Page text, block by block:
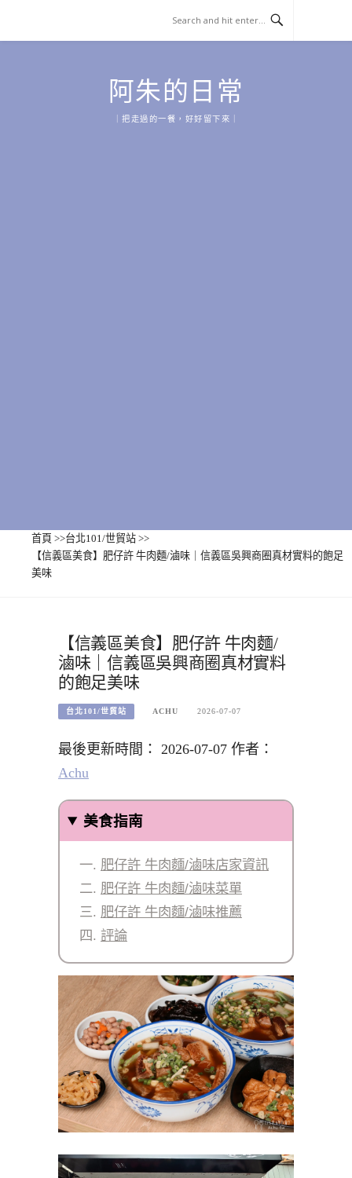
content
阿朱的日常
｜把走過的一餐，好好留下來｜
首頁 >>台北101/世貿站 >>
【信義區美食】肥仔許 牛肉麵/滷味｜信義區吳興商圈真材實料的飽足
美味
【信義區美食】肥仔許 牛肉麵/
滷味｜信義區吳興商圈真材實料
的飽足美味
台北101/世貿站 ACHU 2026-07-07
最後更新時間： 2026-07-07 作者：
Achu
美食指南
肥仔許 牛肉麵/滷味店家資訊
肥仔許 牛肉麵/滷味菜單
肥仔許 牛肉麵/滷味推薦
評論